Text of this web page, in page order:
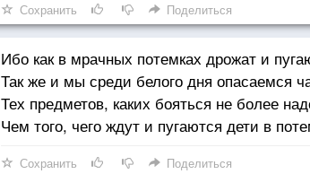
Сохранить Поделиться
Ибо как в мрачных потемках дрожат и
Так же и мы среди белого дня опасаемся
Тех предметов, каких бояться не более
Чем того, чего ждут и пугаются дети в
Сохранить Поделиться